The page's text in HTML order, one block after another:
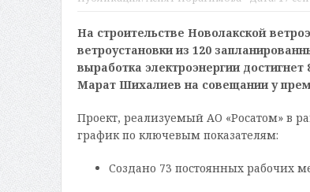
На строительстве Новолакской
ветроустановки из 120
выработка электроэнергии
Марат Шихалиев на совещании у
Проект, реализуемый АО «Росатом» в
график по ключевым показателям:
Создано 73 постоянных рабочих